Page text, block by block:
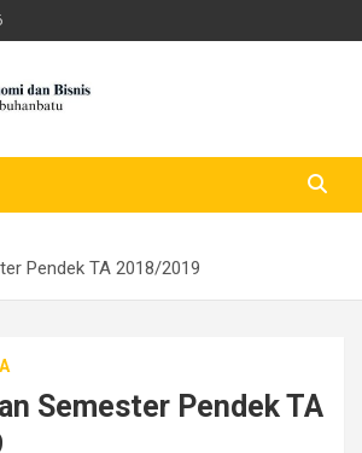
Universitas
Pendek TA 2018/2019
Semester Pendek TA